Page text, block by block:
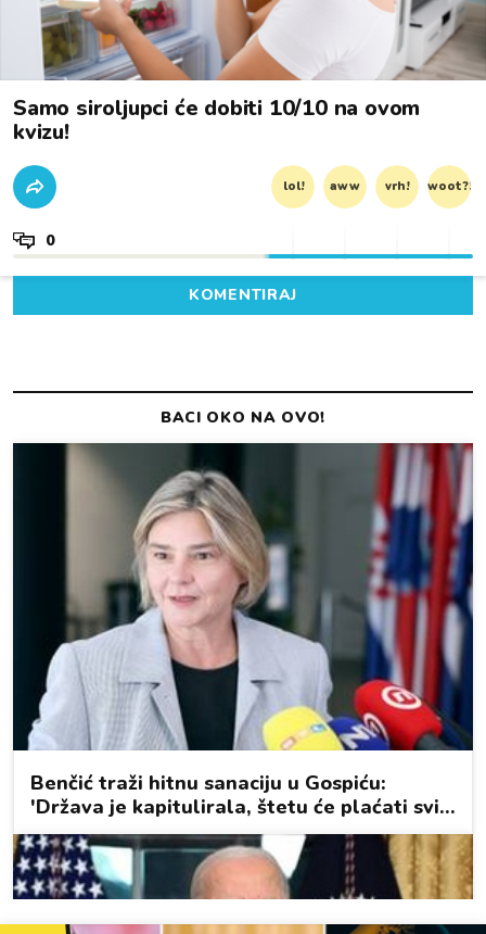
Samo siroljupci će dobiti 10/10 na ovom
kvizu!
lol! aww vrh! woot?!
0
KOMENTIRAJ